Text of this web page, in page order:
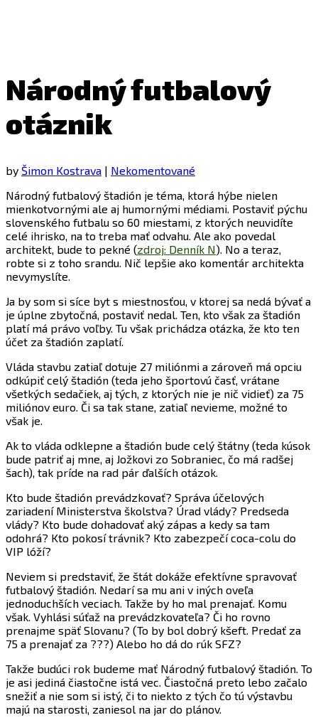
Národný futbalový
otáznik
by Šimon Kostrava | Nekomentované
Národný futbalový štadión je téma, ktorá hýbe nielen
mienkotvornými ale aj humornými médiami. Postaviť pýchu
slovenského futbalu so 60 miestami, z ktorých neuvidíte
celé ihrisko, na to treba mať odvahu. Ale ako povedal
architekt, bude to pekné (zdroj: Denník N). No a teraz,
robte si z toho srandu. Nič lepšie ako komentár architekta
nevymyslíte.
Ja by som si síce byt s miestnosťou, v ktorej sa nedá bývať a
je úplne zbytočná, postaviť nedal. Ten, kto však za štadión
platí má právo voľby. Tu však prichádza otázka, že kto ten
účet za štadión zaplatí.
Vláda stavbu zatiaľ dotuje 27 miliónmi a zároveň má opciu
odkúpiť celý štadión (teda jeho športovú časť, vrátane
všetkých sedačiek, aj tých, z ktorých nie je nič vidieť) za 75
miliónov euro. Či sa tak stane, zatiaľ nevieme, možné to
však je.
Ak to vláda odklepne a štadión bude celý štátny (teda kúsok
bude patriť aj mne, aj Jožkovi zo Sobraniec, čo má radšej
šach), tak príde na rad pár ďalších otázok.
Kto bude štadión prevádzkovať? Správa účelových
zariadení Ministerstva školstva? Úrad vlády? Predseda
vlády? Kto bude dohadovať aký zápas a kedy sa tam
odohrá? Kto pokosí trávnik? Kto zabezpečí coca-colu do
VIP lóží?
Neviem si predstaviť, že štát dokáže efektívne spravovať
futbalový štadión. Nedarí sa mu ani v iných oveľa
jednoduchších veciach. Takže by ho mal prenajať. Komu
však. Vyhlási súťaž na prevádzkovateľa? Či ho rovno
prenajme späť Slovanu? (To by bol dobrý kšeft. Predať za
75 a prenajať za ???) Alebo ho dá do rúk SFZ?
Takže budúci rok budeme mať Národný futbalový štadión. To
je asi jediná čiastočne istá vec. Čiastočná preto lebo začalo
snežiť a nie som si istý, či to niekto z tých čo tú výstavbu
majú na starosti, zaniesol na jar do plánov.